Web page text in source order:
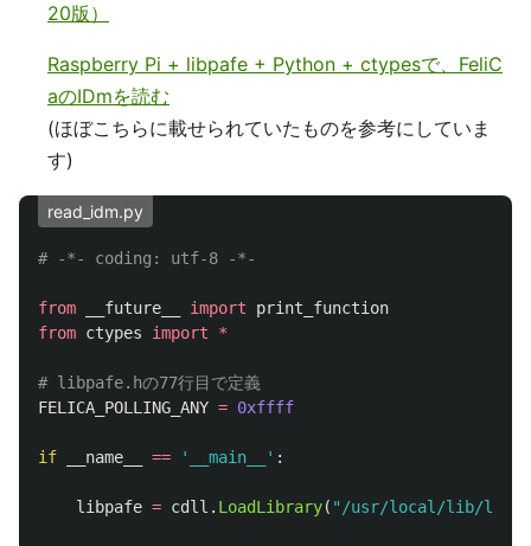
20版）
Raspberry Pi + libpafe + Python + ctypesで、FeliC
aのIDmを読む
(ほぼこちらに載せられていたものを参考にしていま
す)
read_idm.py
from __future__ import
print_function
from ctypes import *
FELICA_POLLING_ANY = 0xffff
if __name__ == ' __main__ ' :
libpafe = cdll . LoadLibrary( " /usr/local/lib/